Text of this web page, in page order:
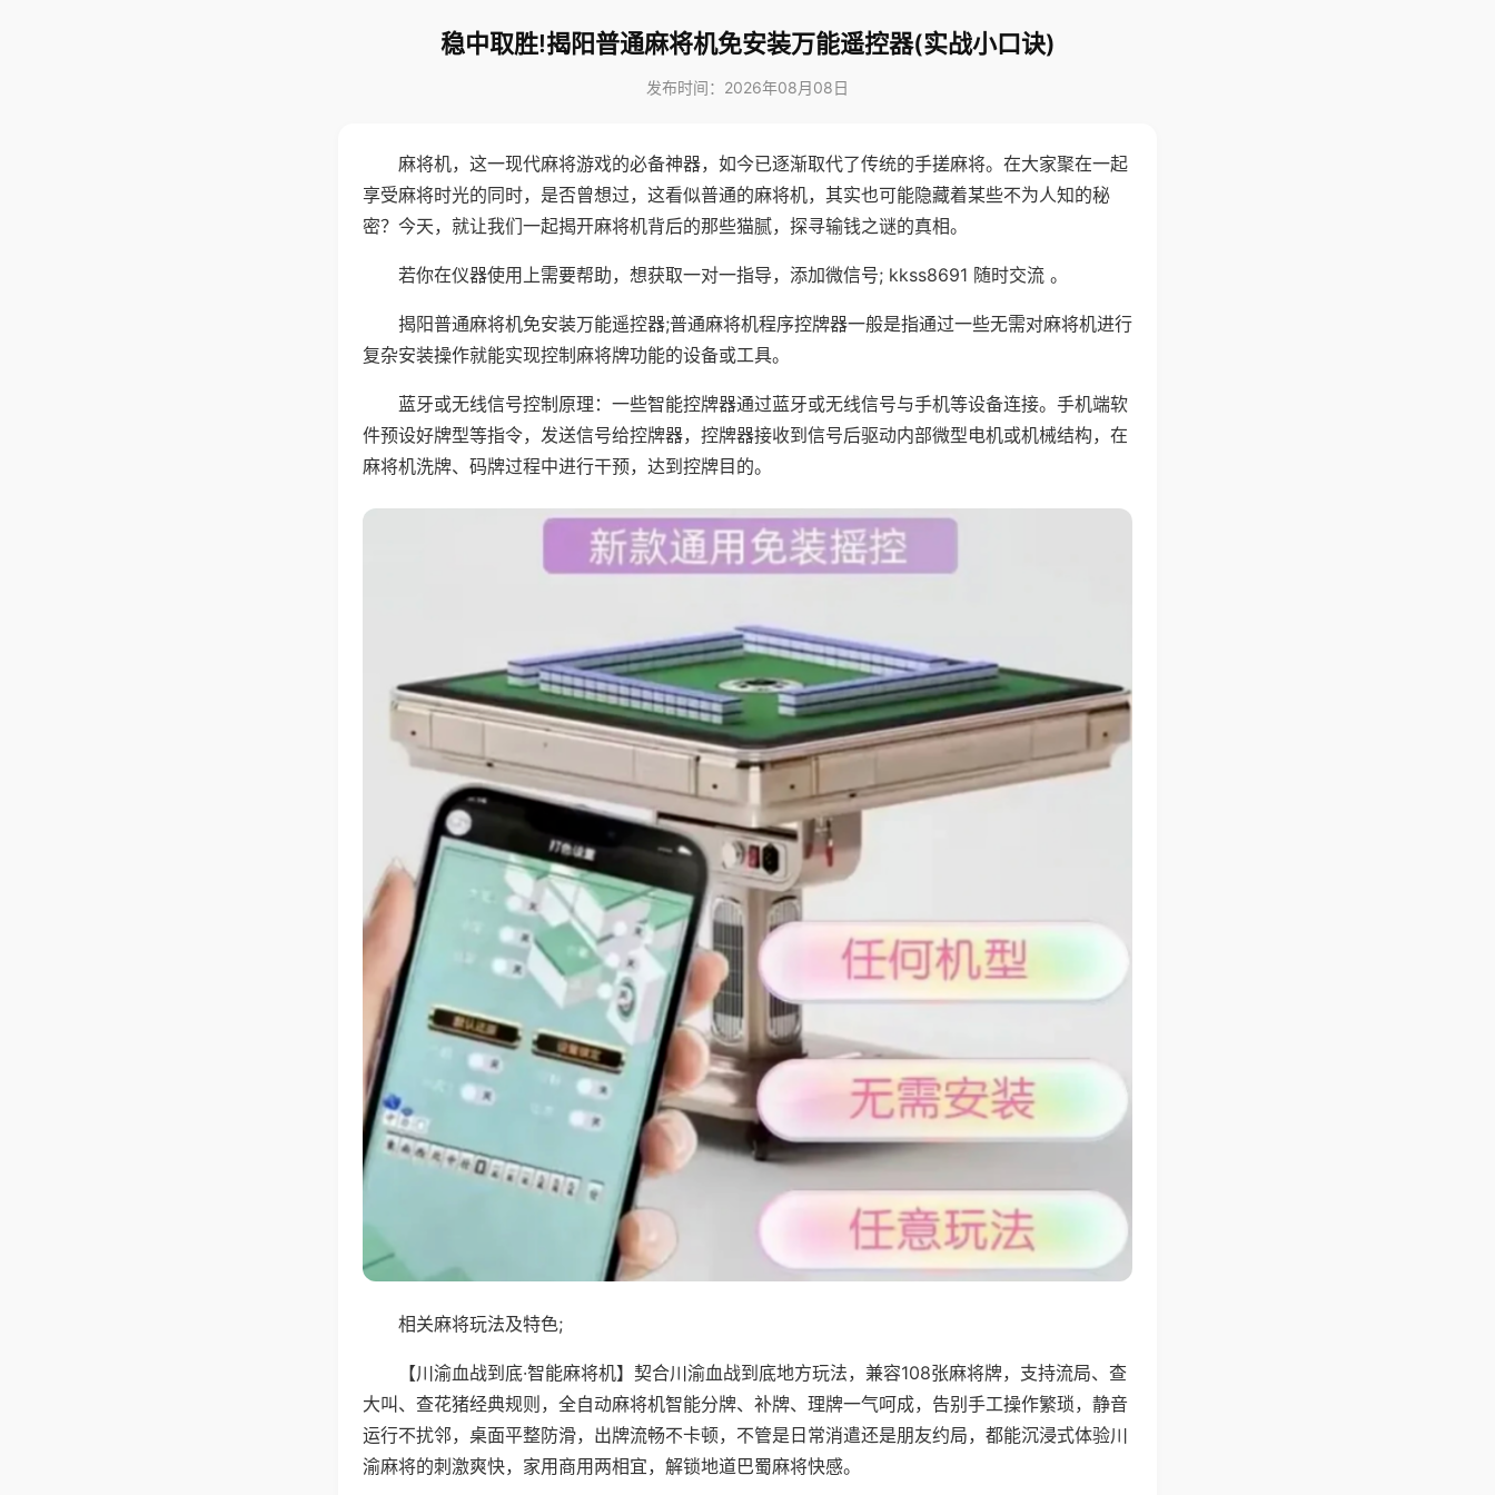
稳中取胜!揭阳普通麻将机免安装万能遥控器(实战小口诀)
发布时间：2026年08月08日
麻将机，这一现代麻将游戏的必备神器，如今已逐渐取代了传统的手搓麻将。在大家聚在一起
享受麻将时光的同时，是否曾想过，这看似普通的麻将机，其实也可能隐藏着某些不为人知的秘
密？今天，就让我们一起揭开麻将机背后的那些猫腻，探寻输钱之谜的真相。
若你在仪器使用上需要帮助，想获取一对一指导，添加微信号; kkss8691 随时交流 。
揭阳普通麻将机免安装万能遥控器;普通麻将机程序控牌器一般是指通过一些无需对麻将机进行
复杂安装操作就能实现控制麻将牌功能的设备或工具。
蓝牙或无线信号控制原理：一些智能控牌器通过蓝牙或无线信号与手机等设备连接。手机端软
件预设好牌型等指令，发送信号给控牌器，控牌器接收到信号后驱动内部微型电机或机械结构，在
麻将机洗牌、码牌过程中进行干预，达到控牌目的。
相关麻将玩法及特色;
【川渝血战到底·智能麻将机】契合川渝血战到底地方玩法，兼容108张麻将牌，支持流局、查
大叫、查花猪经典规则，全自动麻将机智能分牌、补牌、理牌一气呵成，告别手工操作繁琐，静音
运行不扰邻，桌面平整防滑，出牌流畅不卡顿，不管是日常消遣还是朋友约局，都能沉浸式体验川
渝麻将的刺激爽快，家用商用两相宜，解锁地道巴蜀麻将快感。